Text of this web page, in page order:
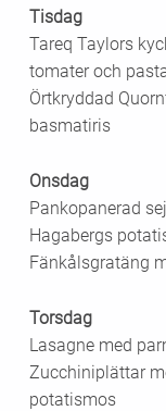
Tisdag
Tareq Taylors
tomater och
Örtkryddad
basmatiris
Onsdag
Pankopanerad
Hagabergs
Fänkålsgratäng
Torsdag
Lasagne med
Zucchiniplättar
potatismos